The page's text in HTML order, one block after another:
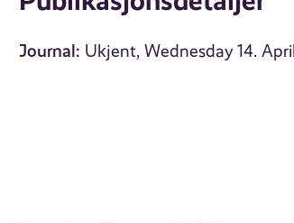
Journal: Ukjent, Wednesday 14.